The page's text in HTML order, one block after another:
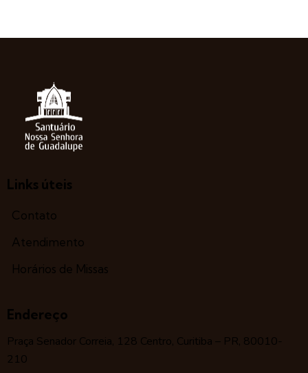
Links úteis
Contato
Atendimento
Horários de Missas
Endereço
Praça Senador Correia, 128 Centro, Curitiba – PR, 80010-
210